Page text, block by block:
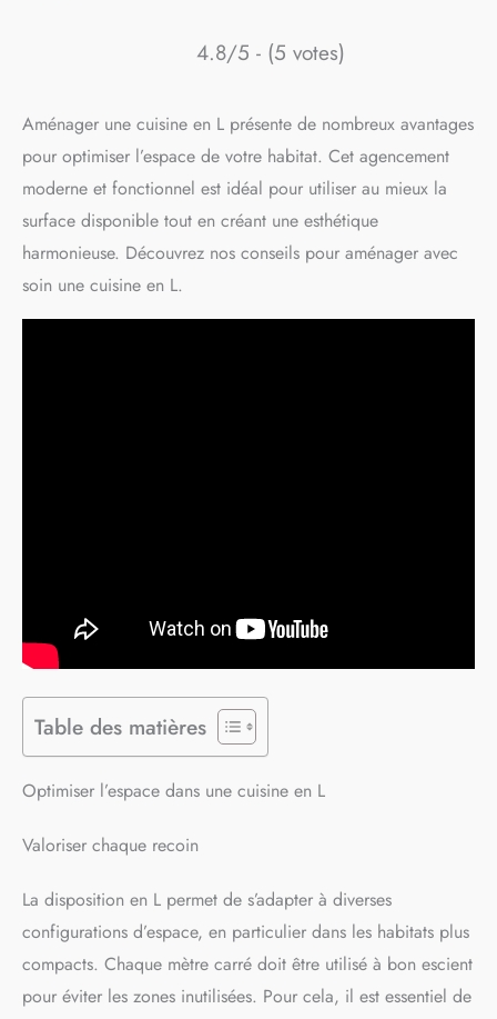
4.8/5 - (5 votes)
Aménager une cuisine en L présente de nombreux avantages
pour optimiser l’espace de votre habitat. Cet agencement
moderne et fonctionnel est idéal pour utiliser au mieux la
surface disponible tout en créant une esthétique
harmonieuse. Découvrez nos conseils pour aménager avec
soin une cuisine en L.
Table des matières
Optimiser l’espace dans une cuisine en L
Valoriser chaque recoin
La disposition en L permet de s’adapter à diverses
configurations d’espace, en particulier dans les habitats plus
compacts. Chaque mètre carré doit être utilisé à bon escient
pour éviter les zones inutilisées. Pour cela, il est essentiel de